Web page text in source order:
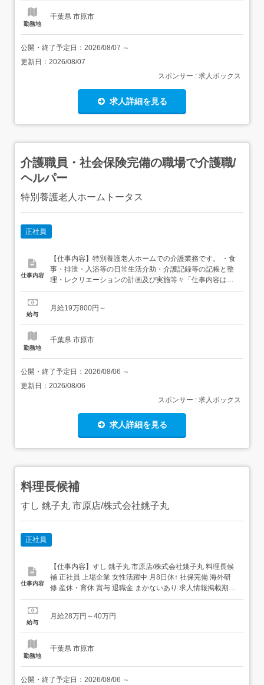
勤務地
千葉県 市原市
公開・終了予定日： 2026/08/07 ～
更新日： 2026/08/07
スポンサー : 求人ボックス
求人詳細を見る
介護職員・社会保険完備の職場で介護職/
ヘルパー
特別養護老人ホームトータス
正社員
仕事内容
【仕事内容】特別養護老人ホームでの介護業務です。 ・食
事・排泄・入浴等の日常生活介助・介護記録等の記帳と整
理・レクリエーションの計画及び実施等々「仕事内容はス
テップを踏んで丁寧に指導致しますので、安心して仕事に
近隣施設に異動する場合があります 【経験・資格】<応募
給与
月給19万800円～
勤務地
千葉県 市原市
公開・終了予定日： 2026/08/06 ～
更新日： 2026/08/06
スポンサー : 求人ボックス
求人詳細を見る
料理長候補
すし 銚子丸 市原店/株式会社銚子丸
正社員
仕事内容
【仕事内容】すし 銚子丸 市原店/株式会社銚子丸 料理長候
補 正社員 上場企業 女性活躍中 月8日休↑ 社保完備 海外研
修 産休・育休 賞与 退職金 まかないあり 求人情報掲載期
間:2026/07/16～2026/08/20 求人情報 店舗の特徴 上場企業
1 交 通 JR内房線「五井駅」より...
給与
月給28万円～40万円
勤務地
千葉県 市原市
公開・終了予定日： 2026/08/06 ～